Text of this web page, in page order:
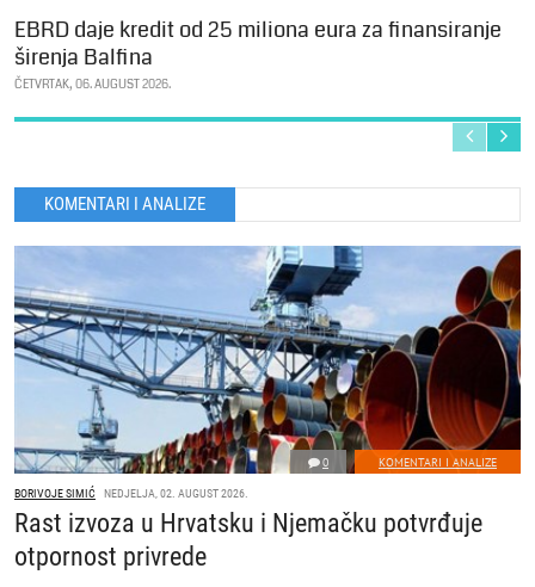
EBRD daje kredit od 25 miliona eura za finansiranje
širenja Balfina
ČETVRTAK, 06. AUGUST 2026.
KOMENTARI I ANALIZE
0 KOMENTARI I ANALIZE
BORIVOJE SIMIĆ NEDJELJA, 02. AUGUST 2026.
Rast izvoza u Hrvatsku i Njemačku potvrđuje
otpornost privrede